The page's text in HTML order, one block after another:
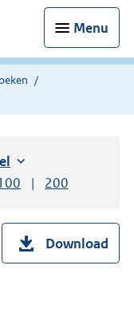
Menu
op:
oplopend
pagina
per pagina
resultaten per
Toon
200
Download